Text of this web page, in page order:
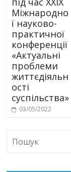
Міжнародно
ї науково-
практичної
конференції
«Актуальні
проблеми
життєдіяльн
ості
суспільства»
03/05/2022